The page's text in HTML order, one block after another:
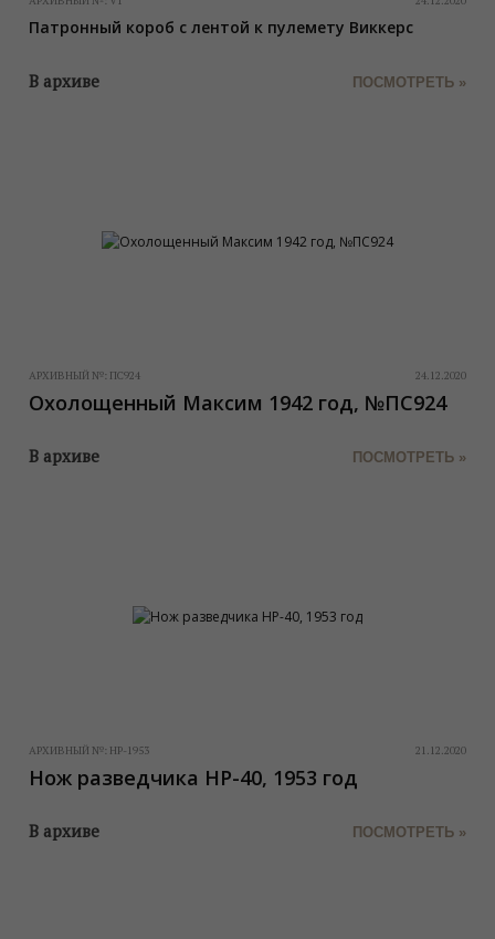
Патронный короб с лентой к пулемету Виккерс
В архиве ПОСМОТРЕТЬ »
АРХИВНЫЙ №: ПС924 24.12.2020
Охолощенный Максим 1942 год, №ПС924
В архиве ПОСМОТРЕТЬ »
АРХИВНЫЙ №: НР-1953 21.12.2020
Нож разведчика НР-40, 1953 год
В архиве ПОСМОТРЕТЬ »